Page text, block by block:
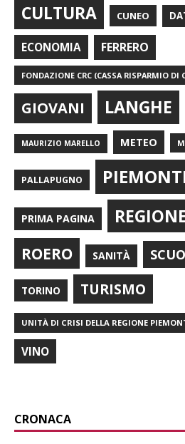
CULTURA CUNEO
ECONOMIA FERRERO
FONDAZIONE CRC (CASSA RISPARMIO DI
GIOVANI LANGHE
MAURIZIO MARELLO METEO
PALLAPUGNO
PRIMA PAGINA
ROERO SANITÀ
TORINO TURISMO
UNITÀ DI CRISI DELLA REGIONE
VINO
CRONACA